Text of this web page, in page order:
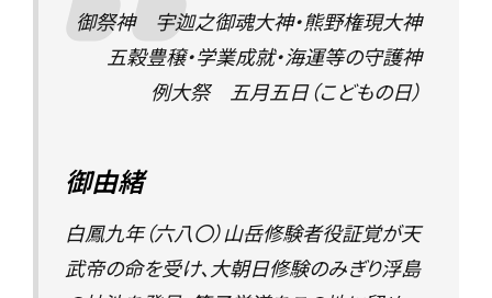
御祭神 宇迦之御魂大神・熊野権現大神
五穀豊穣・学業成就・海運等の守護神
例大祭 五月五日（こどもの日）
御由緒
白鳳九年（六八〇）山岳修験者役証覚が天
武帝の命を受け、大朝日修験のみぎり浮島